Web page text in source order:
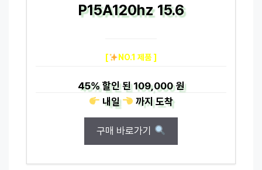
P15A120hz 15.6
[ NO.1 제품 ]
45%할인 된109,000 원
내일
까지도착
구매 바로가기